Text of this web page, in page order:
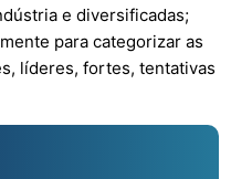
e diversificadas;
para categorizar as
líderes, fortes, tentativas